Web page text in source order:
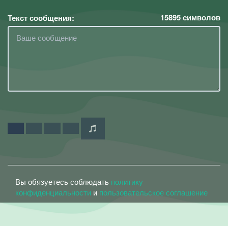
Текст сообщения: 15895символов
Вы обязуетесь соблюдать политику
конфиденциальности и пользовательское соглашение